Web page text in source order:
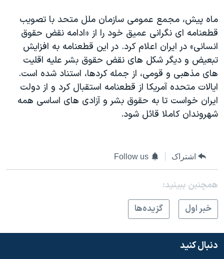
ماه پیش، مجمع عمومی سازمان ملل متحد با تصویب
قطعنامه ای نگرانی عمیق خود را از «ادامه نقض حقوق
انسانی» در ایران اعلام کرد. در این قطعنامه به افزایش
تبعیض و دیگر شکل های نقض حقوق بشر علیه اقلیت
های مذهبی و قومی، از جمله کردها، استناد شده است.
ایالات متحده آمریکا از قطعنامه استقبال کرد و از دولت
ایران خواست تا به حقوق بشر و آزادی های اساسی همه
شهروندان کاملا قائل شود.
اشتراک Follow us
همچنبن ببینید:
خبر اول
گزيده‌ها
دنبال کنید